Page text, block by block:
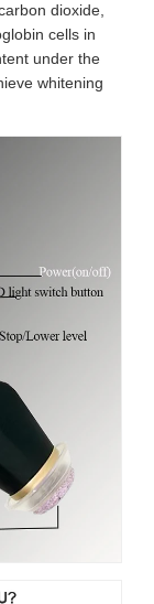
dioxide,
cells in
under the
whitening